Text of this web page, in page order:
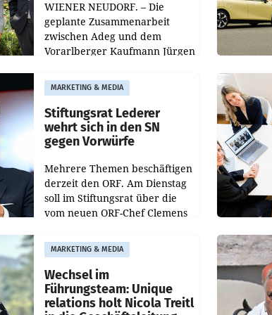
WIENER NEUDORF. – Die
geplante Zusammenarbeit
zwischen Adeg und dem
Vorarlberger Kaufmann Jürgen
freigegeben: Die
Bundeswettbewerbsbehörde
und der Bundeskartellanwalt
MARKETING & MEDIA
Stiftungsrat Lederer
wehrt sich in den SN
gegen Vorwürfe
Mehrere Themen beschäftigen
derzeit den ORF. Am Dienstag
soll im Stiftungsrat über die
vom neuen ORF-Chef Clemens
Besetzungen für die
Direktionen abgestimmt
werden.
MARKETING & MEDIA
Wechsel im
Führungsteam: Unique
relations holt Nicola Treitl